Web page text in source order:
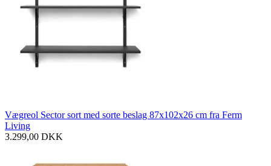
Vægreol Sector sort med sorte beslag 87x102x26 cm fra Ferm
Living
3.299,00 DKK